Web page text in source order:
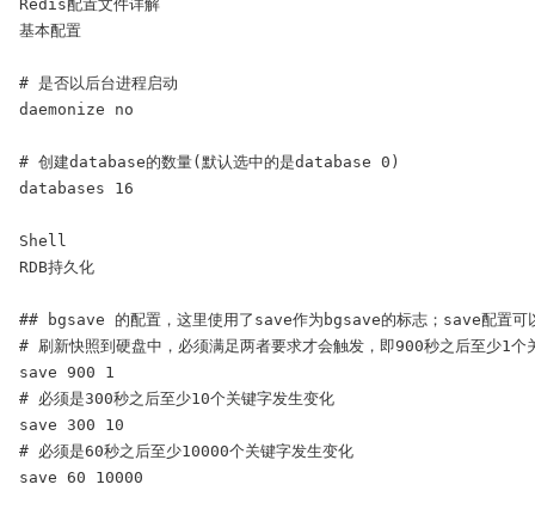
Redis配置文件详解
基本配置
# 是否以后台进程启动
daemonize no
# 创建database的数量(默认选中的是database 0)
databases 16
Shell
RDB持久化
## bgsave 的配置，这里使用了save作为bgsave的标志；save配置可
# 刷新快照到硬盘中，必须满足两者要求才会触发，即900秒之后至少1个
save 900 1
# 必须是300秒之后至少10个关键字发生变化
save 300 10
# 必须是60秒之后至少10000个关键字发生变化
save 60 10000